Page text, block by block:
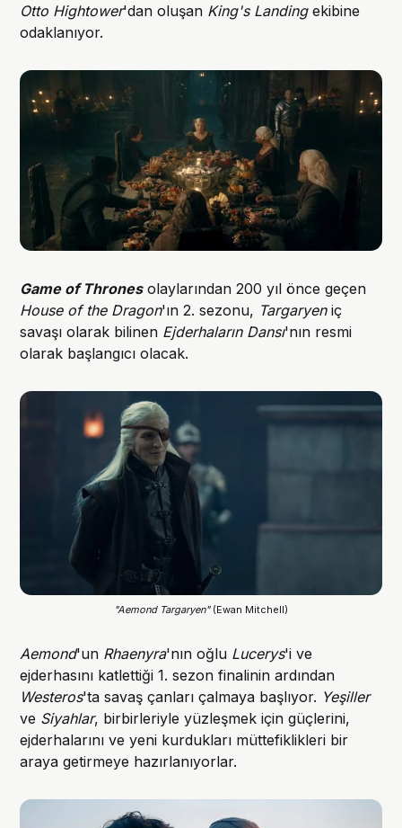
Otto Hightower'dan oluşan King's Landingekibine
odaklanıyor.
Game of Thronesolaylarından 200 yıl önce geçen
House of the Dragon'ın 2. sezonu, Targaryeniç
savaşı olarak bilinen Ejderhaların Dansı'nın resmi
olarak başlangıcı olacak.
"Aemond Targaryen" (Ewan Mitchell)
Aemond'un Rhaenyra'nın oğlu Lucerys'i ve
ejderhasını katlettiği 1. sezon finalinin ardından
Westeros'ta savaş çanları çalmaya başlıyor. Yeşiller
ve Siyahlar, birbirleriyle yüzleşmek için güçlerini,
ejderhalarını ve yeni kurdukları müttefiklikleri bir
araya getirmeye hazırlanıyorlar.